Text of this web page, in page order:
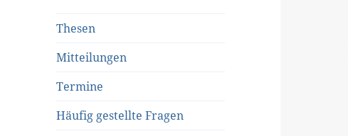
Thesen
Mitteilungen
Termine
Häufig gestellte Fragen